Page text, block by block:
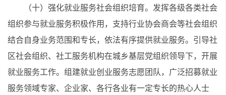
（十）强化就业服务社会组织培育。发挥各级各类社会
组织参与就业服务积极作用，支持行业协会商会等社会组织
结合自身业务范围和专长，依法有序提供就业服务。引导社
区社会组织、社工服务机构在城乡基层党组织领导下，开展
就业服务工作。组建就业创业服务志愿团队，广泛招募就业
服务领域专家、企业家、各行各业有一定专长的热心人士